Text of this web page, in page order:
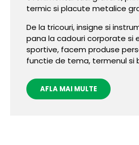
termic si placute metalice
De la tricouri, insigne si
pana la cadouri corporate si
sportive, facem produse
functie de tema, termenul si
AFLA MAI MULTE